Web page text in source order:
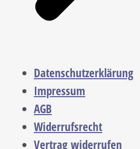
Datenschutzerklärung
Impressum
AGB
Widerrufsrecht
Vertrag widerrufen